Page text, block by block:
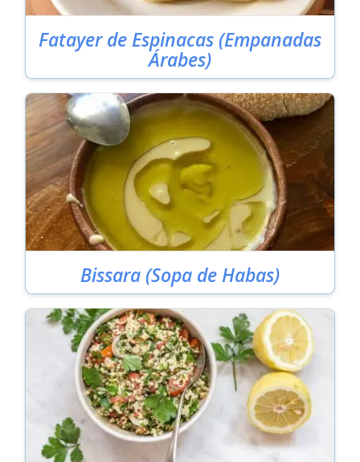
Fatayer de Espinacas (Empanadas
Árabes)
Bissara (Sopa de Habas)